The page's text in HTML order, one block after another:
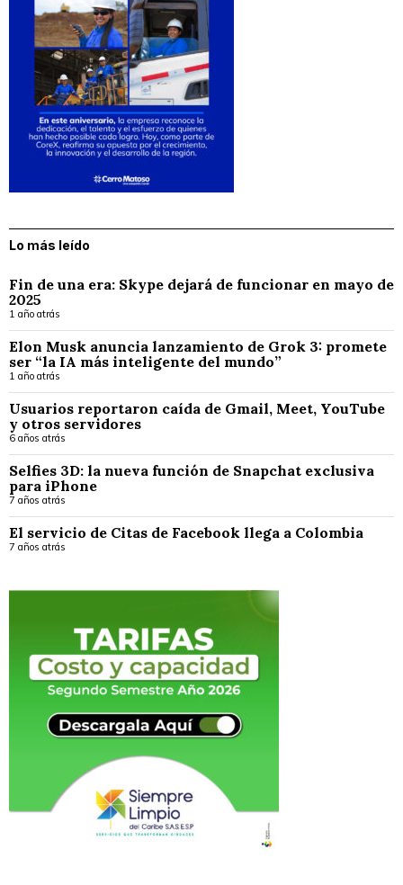
Lo más leído
Fin de una era: Skype dejará de funcionar en mayo de
2025
1 año atrás
Elon Musk anuncia lanzamiento de Grok 3: promete
ser “la IA más inteligente del mundo”
1 año atrás
Usuarios reportaron caída de Gmail, Meet, YouTube
y otros servidores
6 años atrás
Selfies 3D: la nueva función de Snapchat exclusiva
para iPhone
7 años atrás
El servicio de Citas de Facebook llega a Colombia
7 años atrás